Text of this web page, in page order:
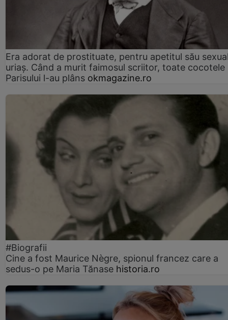
Era adorat de prostituate, pentru apetitul său
uriaș. Când a murit faimosul scriitor, toate cocotele
Parisului l-au plâns okmagazine.ro
#Biografii
Cine a fost Maurice Nègre, spionul francez care a
sedus-o pe Maria Tănase historia.ro